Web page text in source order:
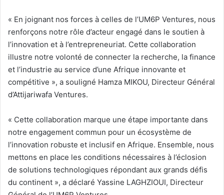
« En joignant nos forces à celles de l’UM6P Ventures, nous
renforçons notre rôle d’acteur engagé dans le soutien à
l’innovation et à l’entrepreneuriat. Cette collaboration
illustre notre volonté de connecter la recherche, la finance
et l’industrie au service d’une Afrique innovante et
compétitive », a souligné Hamza MIKOU, Directeur Général
d’Attijariwafa Ventures.
« Cette collaboration marque une étape importante dans
notre engagement commun pour un écosystème de
l’innovation robuste et inclusif en Afrique. Ensemble, nous
mettons en place les conditions nécessaires à l’éclosion
de solutions technologiques répondant aux grands défis
du continent », a déclaré Yassine LAGHZIOUI, Directeur